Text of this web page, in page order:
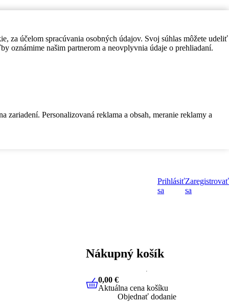
za účelom spracúvania osobných údajov. Svoj súhlas môžete udeliť
oznámime našim partnerom a neovplyvnia údaje o prehliadaní.
Personalizovaná reklama a obsah, meranie reklamy a
Prihlásiť
sa
Zaregistrovať
sa
Nákupný košík
0,00 €Aktuálna cena košíku
0,00 €
Aktuálna cena košíku
Objednať dodanie